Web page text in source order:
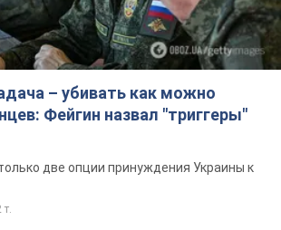
– убивать как можно
Фейгин назвал "триггеры"
две опции принуждения Украины к
т.